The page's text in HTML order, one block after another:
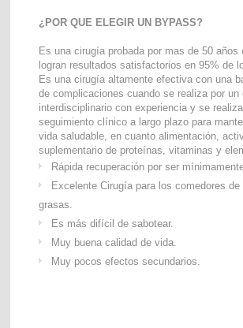
¿POR QUE ELEGIR UN BYPASS?
Es una cirugía probada por mas de 50 años
logran resultados satisfactorios en 95% de
Es una cirugía altamente efectiva con una
de complicaciones cuando se realiza por un
interdisciplinario con experiencia y se
seguimiento clínico a largo plazo para
vida saludable, en cuanto alimentación,
suplementario de proteínas, vitaminas y
Rápida recuperación por ser
Excelente Cirugía para los comedores
grasas.
Es más difícil de sabotear.
Muy buena calidad de vida.
Muy pocos efectos secundarios.